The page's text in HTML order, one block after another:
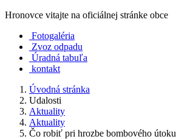
Hronovce vitajte na oficiálnej stránke obce
Fotogaléria
Zvoz odpadu
Úradná tabuľa
kontakt
Úvodná stránka
Udalosti
Aktuality
Aktuality
Čo robiť pri hrozbe bombového útoku